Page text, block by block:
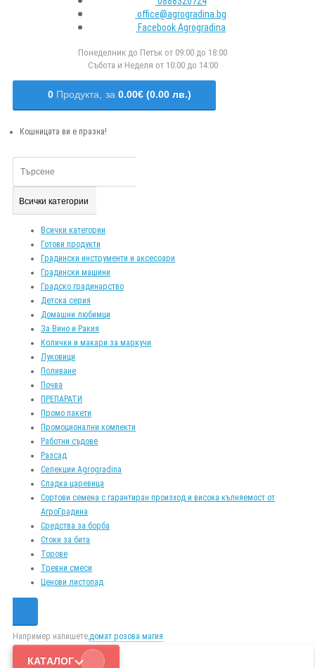
office@agrogradina.bg
Facebook Agrogradina
Понеделник до Петък от 09:00 до 18:00
Събота и Неделя от 10:00 до 14:00
0 Продукта, за 0.00€ (0.00 лв.)
Кошницата ви е празна!
Всички категории
Всички категории
Готови продукти
Градински инструменти и аксесоари
Градински машини
Градско градинарство
Детска серия
Домашни любимци
За Вино и Ракия
Колички и макари за маркучи
Луковици
Поливане
Почва
ПРЕПАРАТИ
Промо пакети
Промоционални компекти
Работни съдове
Разсад
Селекции Agrogradina
Сладка царевица
Сортови семена с гарантиран произход и висока кълняемост от
АгроГрадина
Средства за борба
Стоки за бита
Торове
Тревни смеси
Ценови листопад
Например напишете,домат розова магия
КАТАЛОГ